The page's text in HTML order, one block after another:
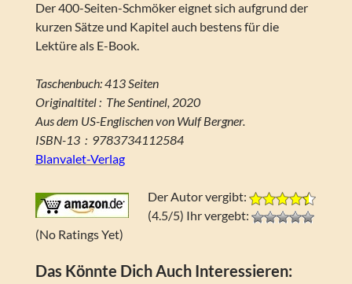
Der 400-Seiten-Schmöker eignet sich aufgrund der
kurzen Sätze und Kapitel auch bestens für die
Lektüre als E-Book.
Taschenbuch: 413 Seiten
Originaltitel ‏: ‎ The Sentinel, 2020
Aus dem US-Englischen von Wulf Bergner.
ISBN-13 ‏ : ‎ 9783734112584
Blanvalet-Verlag
Der Autor vergibt:
(4.5/5) Ihr vergebt:
(No Ratings Yet)
Das Könnte Dich Auch Interessieren: